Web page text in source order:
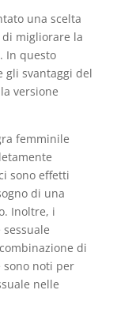
una scelta
migliorare la
In questo
gli svantaggi del
versione
femminile
sono effetti
di una
Inoltre, i
di
noti per
nelle